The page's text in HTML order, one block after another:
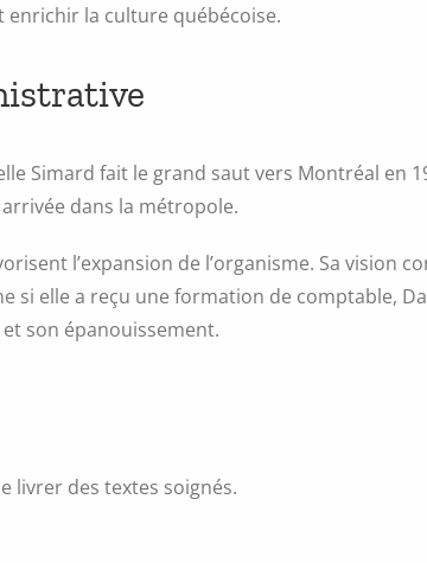
la culture québécoise.
Simard fait le grand saut vers Montréal en
dans la métropole.
l’expansion de l’organisme. Sa vision
elle a reçu une formation de comptable,
son épanouissement.
livrer des textes soignés.